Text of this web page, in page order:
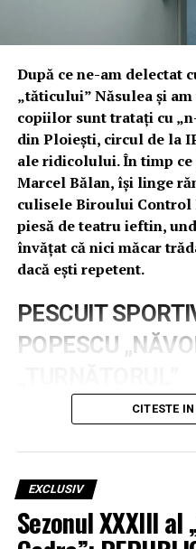
După ce ne-am delectat
„tăticului” Năsulea și
copiilor sunt tratați cu
din Ploiești, circul de la
ale ridicolului. În timp
Marcel Bălan, își linge
culisele Biroului Control
piesă de teatru ieftin,
învățat că nici măcar
dacă ești repetent.
PESCUIT
POPESCU
În luna mai, apele tulburi
arenă au intrat doi titani
cunoscut în cercurile de
instituției, și Popa
confundat sindicatul cu
clanțelor. Rezultatul,
CITESTE
EXCLUSIV
Sezonul XXXIII